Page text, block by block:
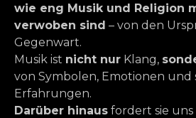
wie eng Musik und Religion
verwoben sind – von den
Gegenwart.
Musik ist nicht nur Klang,
von Symbolen, Emotionen und
Erfahrungen.
Darüber hinaus fordert sie uns